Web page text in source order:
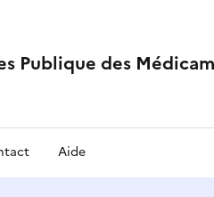
Publique des
Aide